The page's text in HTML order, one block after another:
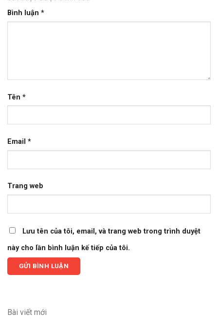
Bình luận *
Tên *
Email *
Trang web
Lưu tên của tôi, email, và trang web trong trình duyệt
này cho lần bình luận kế tiếp của tôi.
Bài viết mới